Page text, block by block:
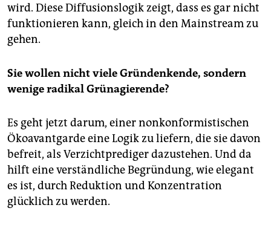
wird. Diese Diffusionslogik zeigt, dass es gar nicht
funktionieren kann, gleich in den Mainstream zu
gehen.
Sie wollen nicht viele Gründenkende, sondern
wenige radikal Grünagierende?
Es geht jetzt darum, einer nonkonformistischen
Ökoavantgarde eine Logik zu liefern, die sie davon
befreit, als Verzichtprediger dazustehen. Und da
hilft eine verständliche Begründung, wie elegant
es ist, durch Reduktion und Konzentration
glücklich zu werden.